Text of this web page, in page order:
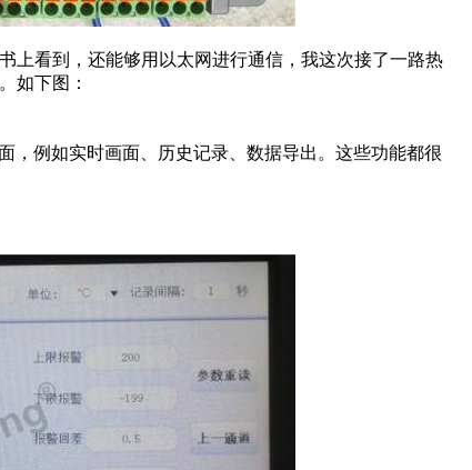
上看到，还能够用以太网进行通信，我这次接了一路热
如下图：
，例如实时画面、历史记录、数据导出。这些功能都很